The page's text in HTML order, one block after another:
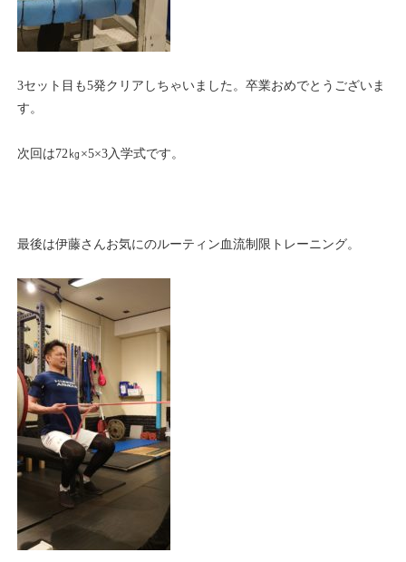
3セット目も5発クリアしちゃいました。卒業おめでとうございま
す。
次回は72㎏×5×3入学式です。
最後は伊藤さんお気にのルーティン血流制限トレーニング。